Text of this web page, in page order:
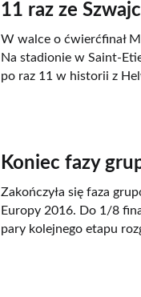
11 raz ze
W walce o ćwierćfinał
Na stadionie w Saint-
po raz 11 w historii z
Koniec fazy
Zakończyła się faza
Europy 2016. Do 1/8
pary kolejnego etapu